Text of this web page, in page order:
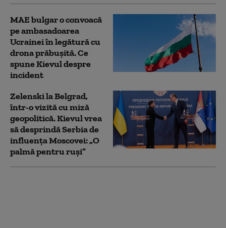
MAE bulgar o convoacă
pe ambasadoarea
Ucrainei în legătură cu
drona prăbuşită. Ce
spune Kievul despre
incident
Zelenski la Belgrad,
într-o vizită cu miză
geopolitică. Kievul vrea
să desprindă Serbia de
influența Moscovei: „O
palmă pentru ruși”